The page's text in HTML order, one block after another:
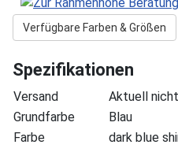
Verfügbare Farben & Größen
Spezifikationen
Versand
Aktuell
Grundfarbe
Blau
Farbe
dark blue